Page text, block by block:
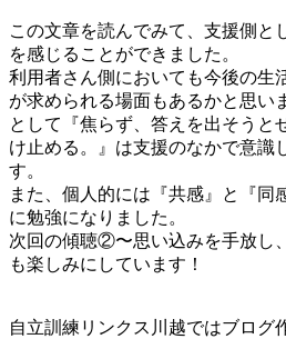
この文章を読んでみて、支援側と
を感じることができました。
利用者さん側においても今後の生
が求められる場面もあるかと思い
として『焦らず、答えを出そうと
け止める。』は支援のなかで意識
す。
また、個人的には『共感』と『同
に勉強になりました。
次回の傾聴②〜思い込みを手放し
も楽しみにしています！
自立訓練リンクス川越ではブログ